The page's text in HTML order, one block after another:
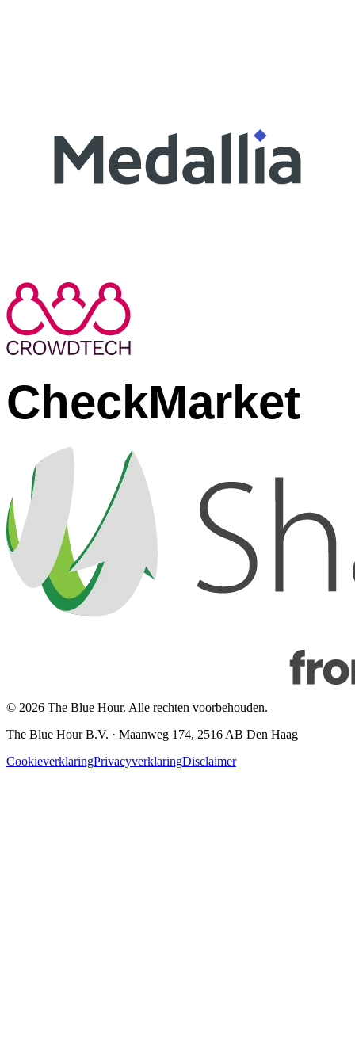
© 2026 The Blue Hour. Alle rechten voorbehouden.
The Blue Hour B.V. · Maanweg 174, 2516 AB Den Haag
CookieverklaringPrivacyverklaringDisclaimer